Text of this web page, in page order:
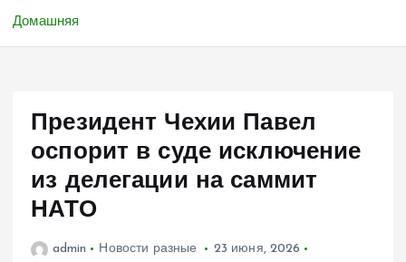
Домашняя
Президент Чехии Павел
оспорит в суде исключение
из делегации на саммит
НАТО
admin Новости разные
23 июня, 2026